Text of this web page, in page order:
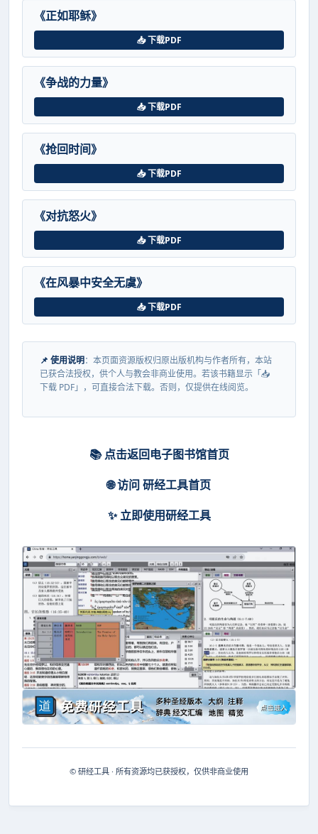
《正如耶稣》
📥 下载PDF
《争战的力量》
📥 下载PDF
《抢回时间》
📥 下载PDF
《对抗怒火》
📥 下载PDF
《在风暴中安全无虞》
📥 下载PDF
📌 使用说明：本页面资源版权归原出版机构与作者所有，本站
已获合法授权，供个人与教会非商业使用。若该书籍显示「📥
下载 PDF」，可直接合法下载。否则，仅提供在线阅览。
📚 点击返回电子图书馆首页
🌐 访问 研经工具首页
✨ 立即使用研经工具
© 研经工具 · 所有资源均已获授权，仅供非商业使用